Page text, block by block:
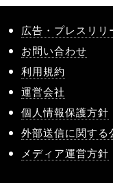
広告・プレスリ
お問い合わせ
利用規約
運営会社
個人情報保護方針
外部送信に関する
メディア運営方針